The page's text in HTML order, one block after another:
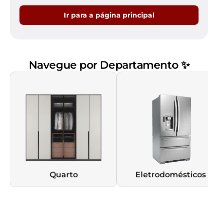
Ir para a página principal
Navegue por Departamento ✨
Quarto Eletrodomésticos